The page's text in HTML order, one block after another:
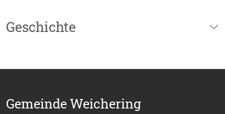
Geschichte
Gemeinde Weichering